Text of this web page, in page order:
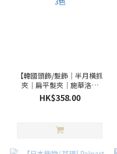
【韓國頭飾/髮飾｜半月橫抓
夾｜扁平髮夾｜施華洛水
晶】童話森林小花仙魔法半
月橫抓夾／3色
HK$358.00